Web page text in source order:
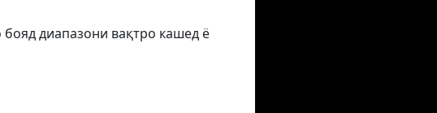
диапазони вақтро кашед ё